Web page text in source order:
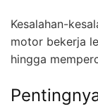
Kesalahan-
motor bekerja
hingga